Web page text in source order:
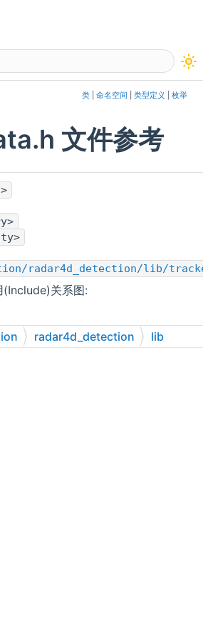
visibility
类| 命名空间 类型定义 枚举
文件参考
radar4d_detection/lib/
关系图:
radar4d_detection
lib